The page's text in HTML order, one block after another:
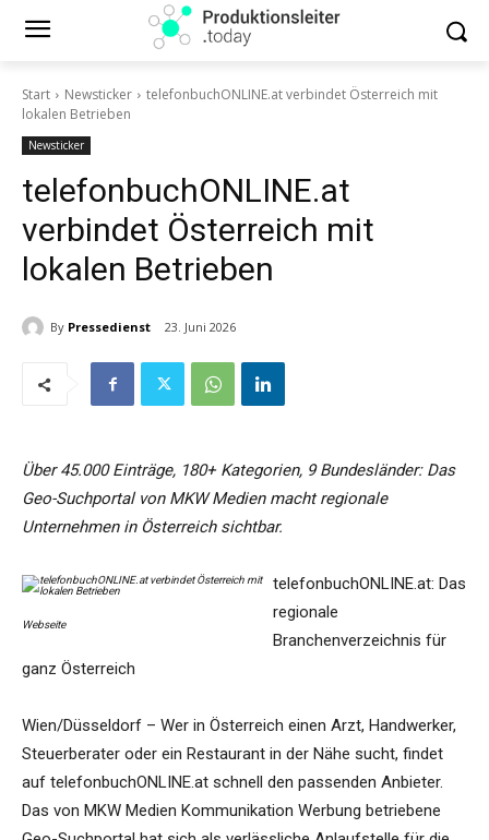
Start Newsticker
telefonbuchONLINE.at verbindet Österreich mit
lokalen Betrieben
Newsticker
telefonbuchONLINE.at
verbindet Österreich mit
lokalen Betrieben
By Pressedienst 23. Juni 2026
Über 45.000 Einträge, 180+ Kategorien, 9 Bundesländer: Das
Geo-Suchportal von MKW Medien macht regionale
Unternehmen in Österreich sichtbar.
Webseite
telefonbuchONLINE.at: Das
regionale
Branchenverzeichnis für
ganz Österreich
Wien/Düsseldorf – Wer in Österreich einen Arzt, Handwerker,
Steuerberater oder ein Restaurant in der Nähe sucht, findet
auf telefonbuchONLINE.at schnell den passenden Anbieter.
Das von MKW Medien Kommunikation Werbung betriebene